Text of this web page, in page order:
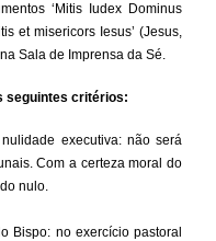
‘Mitis Iudex Dominus
et misericors Iesus’ (Jesus,
Sala de Imprensa da Sé.
seguintes critérios:
executiva: não será
Com a certeza moral do
nulo.
Bispo: no exercício pastoral